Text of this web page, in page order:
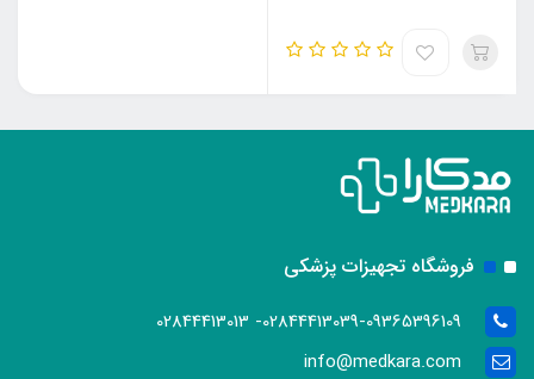
فروشگاه تجهیزات پزشکی
02844413039-09365396109- 02844413013
info@medkara.com